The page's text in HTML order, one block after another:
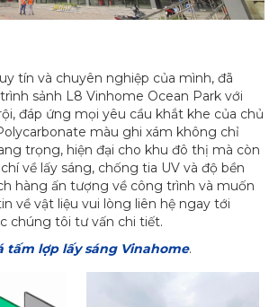
tín và chuyên nghiệp của mình, đã
sảnh L8 Vinhome Ocean Park với
đáp ứng mọi yêu cầu khắt khe của chủ
màu ghi xám không chỉ
trọng, hiện đại cho khu đô thị mà còn
về lấy sáng, chống tia UV và độ bền
hàng ấn tượng về công trình và muốn
về vật liệu vui lòng liên hệ ngay tới
chúng tôi tư vấn chi tiết.
tấm lợp lấy sáng Vinahome.